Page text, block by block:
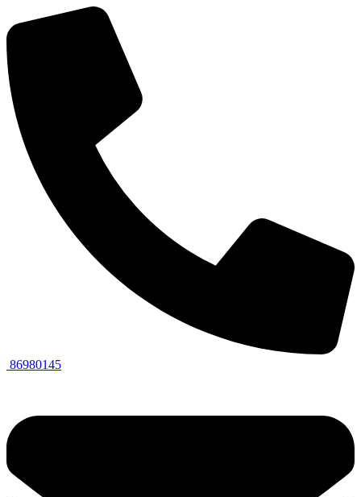
content
86980145